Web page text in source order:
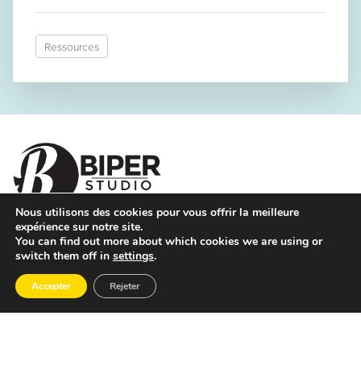
vérifier toutes sortes de résolutions d'écran de la
Ressources
Les agences
Guide : comment choisir une agence web à Marseille ?
Agence web à Marseille – Création de sites depuis 2008 |
Biper Studio
Refonte de site internet à Marseille – Biper Studio
Nous utilisons des cookies pour vous offrir la meilleure
expérience sur notre site.
You can find out more about which cookies we are using or
switch them off in settings.
Accepter Rejeter